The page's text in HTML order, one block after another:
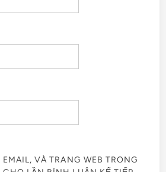
VÀ TRANG WEB TRONG